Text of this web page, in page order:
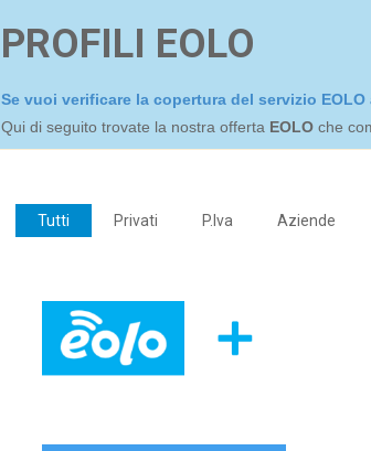
PROFILI EOLO
Se vuoi verificare la copertura del servizio EOLO
Qui di seguito trovate la nostra offerta EOLO che
Tutti Privati P.Iva Aziende